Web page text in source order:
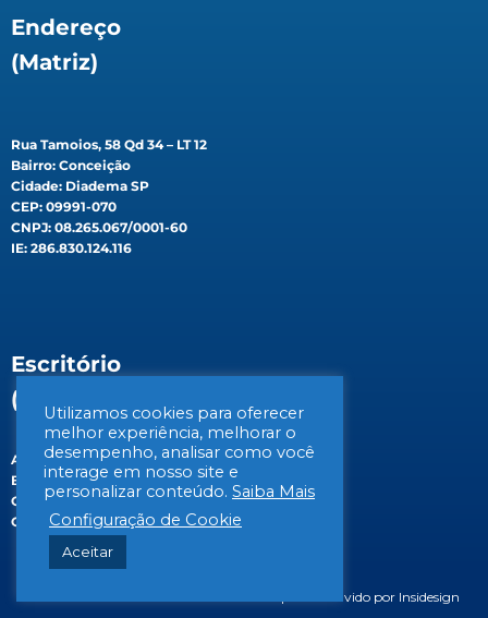
Endereço
(Matriz)
Rua Tamoios, 58 Qd 34 – LT 12
Bairro: Conceição
Cidade: Diadema SP
CEP: 09991-070
CNPJ: 08.265.067/0001-60
IE: 286.830.124.116
Escritório
(Filial)
Av. Gen. Valdomiro de Lima, 647B
Bairro: Jabaquara
Cidade: São Paulo/SP
CEP: 04344-070
© 2026 BIOSIS Saneamento Ambiental | Desenvolvido por Insidesign
Utilizamos cookies para oferecer
melhor experiência, melhorar o
desempenho, analisar como você
interage em nosso site e
personalizar conteúdo. Saiba Mais
Configuração de Cookie
Aceitar